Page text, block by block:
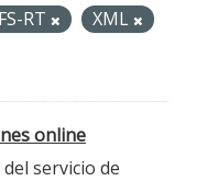
RT XML
online
servicio de